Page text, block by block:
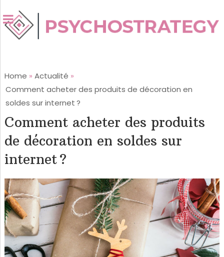
Home » Actualité »
Comment acheter des produits de décoration en
soldes sur internet ?
Comment acheter des produits
de décoration en soldes sur
internet ?